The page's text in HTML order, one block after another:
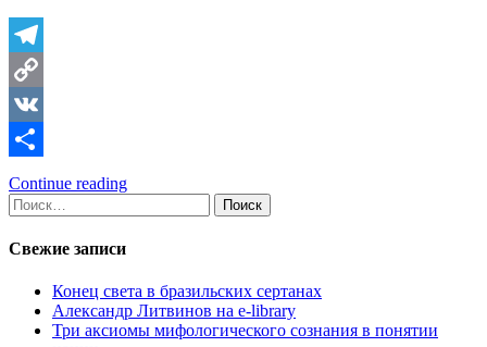
Telegram
Copy
Link
VK
Отправить
Continue reading
Найти:
Свежие записи
Конец света в бразильских сертанах
Александр Литвинов на e-library
Три аксиомы мифологического сознания в понятии